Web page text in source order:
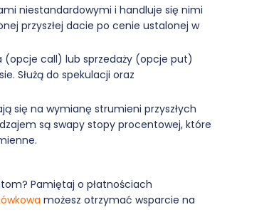
niestandardowymi i handluje się nimi
przyszłej dacie po cenie ustalonej w
(opcje call) lub sprzedaży (opcje put)
Służą do spekulacji oraz
się na wymianę strumieni przyszłych
są swapy stopy procentowej, które
Pamiętaj o płatnościach
możesz otrzymać wsparcie na